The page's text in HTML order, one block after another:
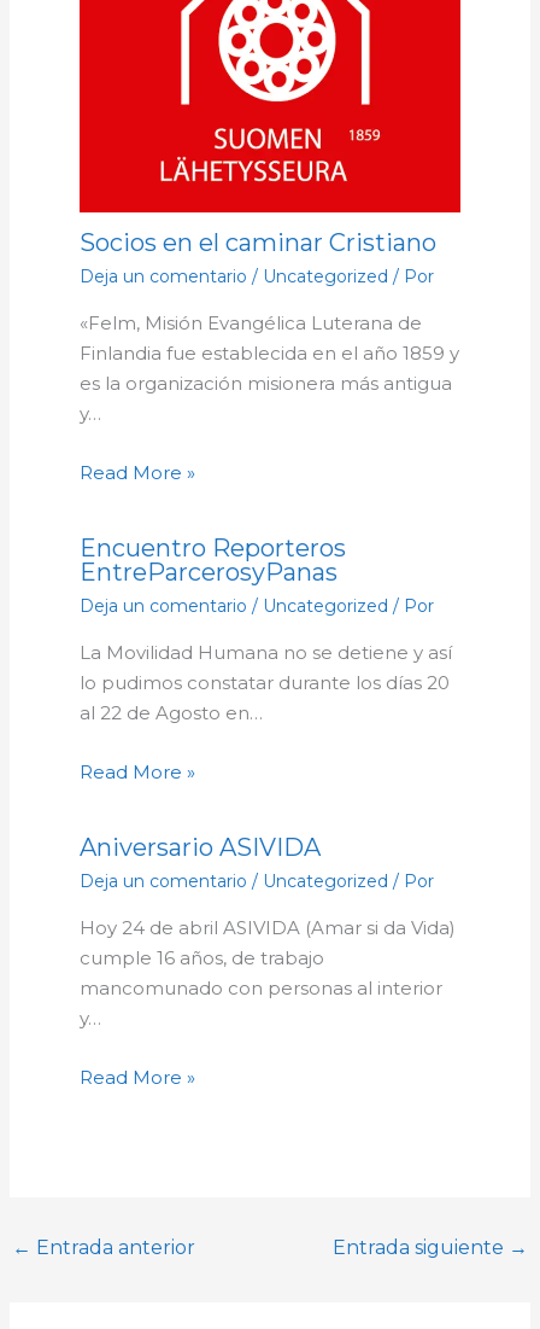
Socios en el caminar Cristiano
Deja un comentario / Uncategorized / Por
«Felm, Misión Evangélica Luterana de
Finlandia fue establecida en el año 1859 y
es la organización misionera más antigua
y…
Read More »
Encuentro Reporteros
EntreParcerosyPanas
Deja un comentario / Uncategorized / Por
La Movilidad Humana no se detiene y así
lo pudimos constatar durante los días 20
al 22 de Agosto en…
Read More »
Aniversario ASIVIDA
Deja un comentario / Uncategorized / Por
Hoy 24 de abril ASIVIDA (Amar si da Vida)
cumple 16 años, de trabajo
mancomunado con personas al interior
y…
Read More »
← Entrada anterior Entrada siguiente →